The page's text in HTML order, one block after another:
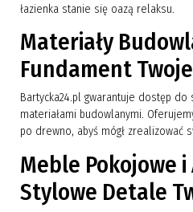
łazienka stanie się oazą relaksu.
Materiały
Fundament
Bartycka24.pl gwarantuje dostęp
materiałami budowlanymi.
po drewno, abyś mógł zrealizować
Meble Pokojowe i
Stylowe Detale